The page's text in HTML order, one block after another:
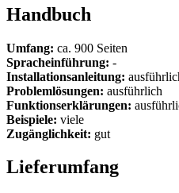
Handbuch
Umfang: ca. 900 Seiten
Spracheinführung: -
Installationsanleitung:
Problemlösungen: ausführlich
Funktionserklärungen:
Beispiele: viele
Zugänglichkeit: gut
Lieferumfang